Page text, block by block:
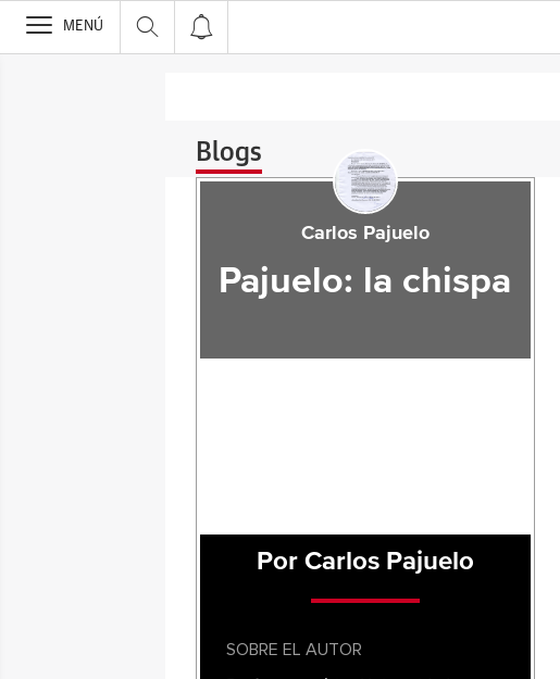
>
MENÚ
Blogs
Carlos Pajuelo
Pajuelo: la chispa
Por Carlos Pajuelo
SOBRE EL AUTOR